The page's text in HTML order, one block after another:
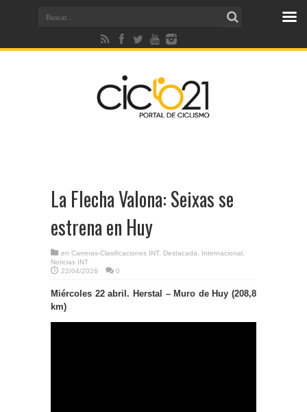
La Flecha Valona: Seixas se
estrena en Huy
en Carreras-Clasificaciones INT, Destacada Internacional
Noticias INT
22/04/2026
0
Miércoles 22 abril. Herstal – Muro de Huy (208,8
km)